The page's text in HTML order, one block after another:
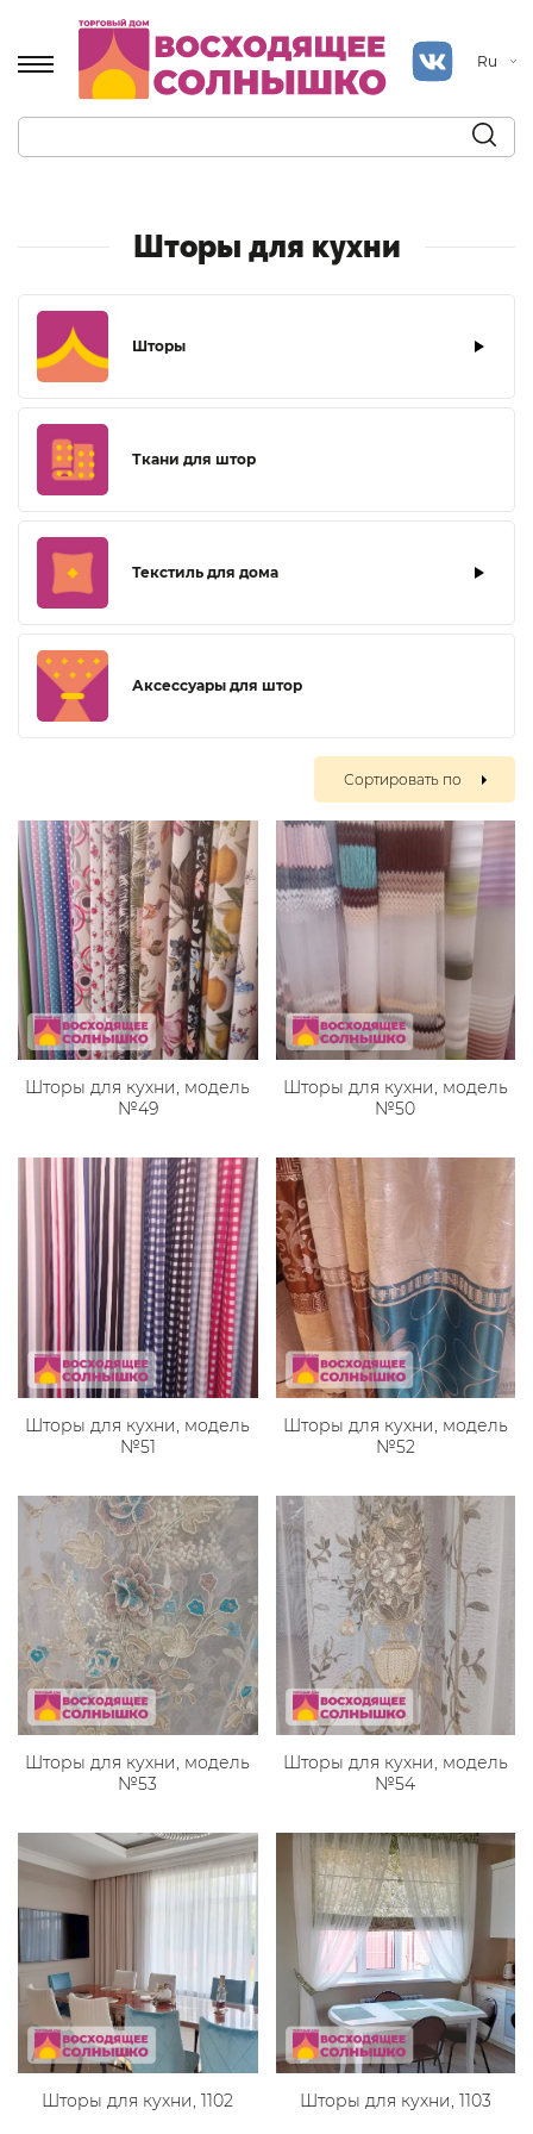
Ru
Шторы для кухни
Шторы
Ткани для штор
Текстиль для дома
Аксессуары для штор
Сортировать по
Шторы для кухни, модель
№49
Шторы для кухни, модель
№50
Шторы для кухни, модель
№51
Шторы для кухни, модель
№52
Шторы для кухни, модель
№53
Шторы для кухни, модель
№54
Шторы для кухни, 1102 Шторы для кухни, 1103